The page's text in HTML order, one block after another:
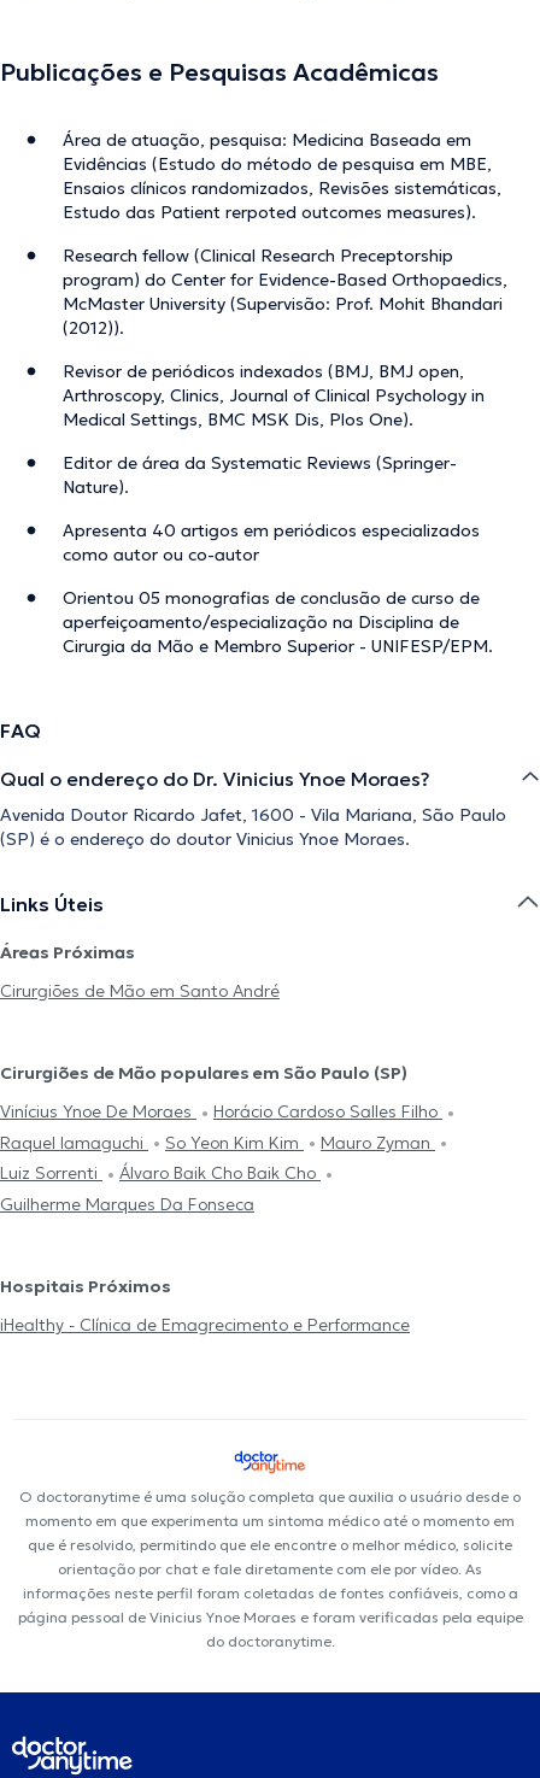
Publicações e Pesquisas Acadêmicas
Área de atuação, pesquisa: Medicina Baseada em
Evidências (Estudo do método de pesquisa em MBE,
Ensaios clínicos randomizados, Revisões sistemáticas,
Estudo das Patient rerpoted outcomes measures).
Research fellow (Clinical Research Preceptorship
program) do Center for Evidence-Based Orthopaedics,
McMaster University (Supervisão: Prof. Mohit Bhandari
(2012)).
Revisor de periódicos indexados (BMJ, BMJ open,
Arthroscopy, Clinics, Journal of Clinical Psychology in
Medical Settings, BMC MSK Dis, Plos One).
Editor de área da Systematic Reviews (Springer-
Nature).
Apresenta 40 artigos em periódicos especializados
como autor ou co-autor
Orientou 05 monografias de conclusão de curso de
aperfeiçoamento/especialização na Disciplina de
Cirurgia da Mão e Membro Superior - UNIFESP/EPM.
FAQ
Qual o endereço do Dr. Vinicius Ynoe Moraes?
Avenida Doutor Ricardo Jafet, 1600 - Vila Mariana, São Paulo
(SP) é o endereço do doutor Vinicius Ynoe Moraes.
Links Úteis
Áreas Próximas
Cirurgiões de Mão em Santo André
Cirurgiões de Mão populares em São Paulo (SP)
Vinícius Ynoe De Moraes
Horácio Cardoso Salles Filho
Raquel Iamaguchi
So Yeon Kim Kim
Mauro Zyman
Luiz Sorrenti
Álvaro Baik Cho Baik Cho
Guilherme Marques Da Fonseca
Hospitais Próximos
iHealthy - Clínica de Emagrecimento e Performance
O doctoranytime é uma solução completa que auxilia o usuário desde o
momento em que experimenta um sintoma médico até o momento em
que é resolvido, permitindo que ele encontre o melhor médico, solicite
orientação por chat e fale diretamente com ele por vídeo. As
informações neste perfil foram coletadas de fontes confiáveis, como a
página pessoal de Vinicius Ynoe Moraes e foram verificadas pela equipe
do doctoranytime.